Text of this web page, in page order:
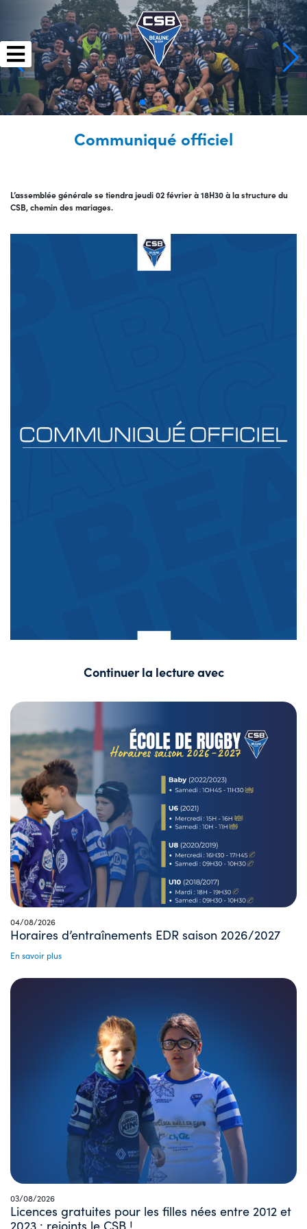
Communiqué officiel
L’assemblée générale se tiendra jeudi 02 février à 18H30 à la structure du
CSB, chemin des mariages.
Continuer la lecture avec
04/08/2026
Horaires d’entraînements EDR saison 2026/2027
En savoir plus
03/08/2026
Licences gratuites pour les filles nées entre 2012 et
2023 : rejoints le CSB !